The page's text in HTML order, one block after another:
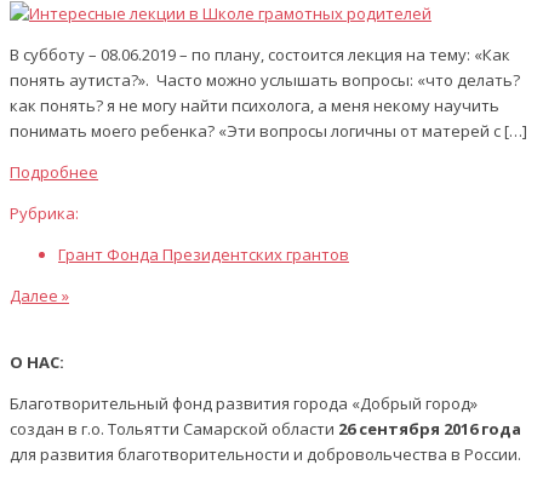
В субботу – 08.06.2019 – по плану, состоится лекция на тему: «Как
понять аутиста?». Часто можно услышать вопросы: «что делать?
как понять? я не могу найти психолога, а меня некому научить
понимать моего ребенка? «Эти вопросы логичны от матерей с […]
Подробнее
Рубрика:
Грант Фонда Президентских грантов
Далее »
О НАС:
Благотворительный фонд развития города «Добрый город»
создан в г.о. Тольятти Самарской области 26 сентября 2016 года
для развития благотворительности и добровольчества в России.